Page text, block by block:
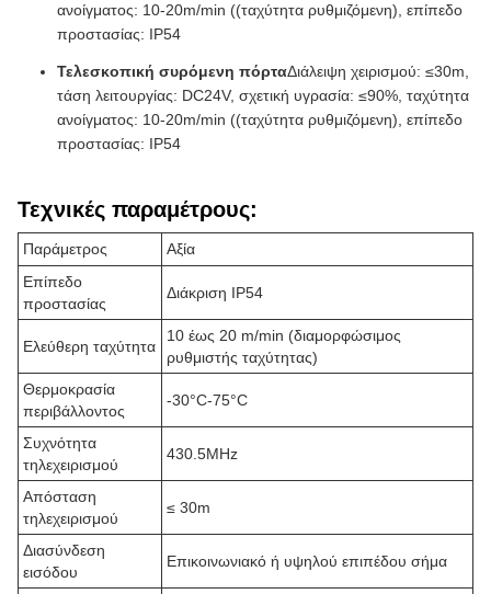
ανοίγματος: 10-20m/min ((ταχύτητα ρυθμιζόμενη), επίπεδο
προστασίας: IP54
Τελεσκοπική συρόμενη πόρταΔιάλειψη χειρισμού: ≤30m,
τάση λειτουργίας: DC24V, σχετική υγρασία: ≤90%, ταχύτητα
ανοίγματος: 10-20m/min ((ταχύτητα ρυθμιζόμενη), επίπεδο
προστασίας: IP54
Τεχνικές παραμέτρους:
Παράμετρος
Αξία
Επίπεδο
προστασίας
Διάκριση IP54
Ελεύθερη ταχύτητα
10 έως 20 m/min (διαμορφώσιμος
ρυθμιστής ταχύτητας)
Θερμοκρασία
περιβάλλοντος
-30°C-75°C
Συχνότητα
τηλεχειρισμού
430.5MHz
Απόσταση
τηλεχειρισμού
≤ 30m
Διασύνδεση
εισόδου
Επικοινωνιακό ή υψηλού επιπέδου σήμα